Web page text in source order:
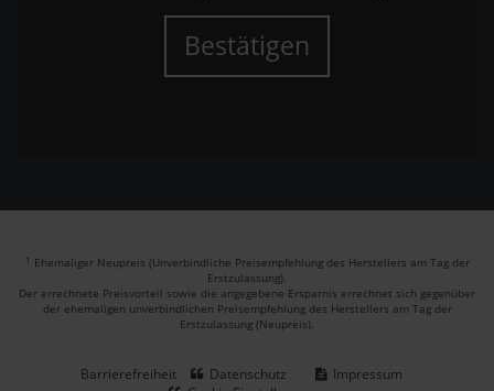
Bestätigen
1 Ehemaliger Neupreis (Unverbindliche Preisempfehlung des Herstellers am Tag der
Erstzulassung).
Der errechnete Preisvorteil sowie die angegebene Ersparnis errechnet sich gegenüber
der ehemaligen unverbindlichen Preisempfehlung des Herstellers am Tag der
Erstzulassung (Neupreis).
Barrierefreiheit Datenschutz
Impressum